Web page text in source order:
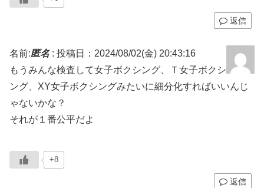
返信
名前:匿名: 投稿日：2024/08/02(金) 20:43:16
もうみんな検査して女子ボクシング、Ｔ女子ボクシ
ング、XY女子ボクシングみたいに細分化すればいいんじ
ゃないかな？
それが１番公平だよ
+8
返信